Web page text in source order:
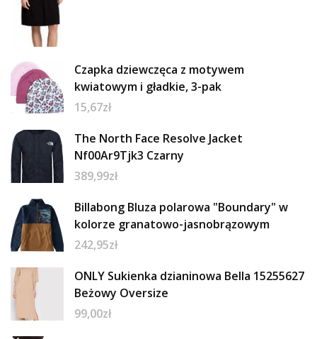
Czapka dziewczęca z motywem
kwiatowym i gładkie, 3-pak
15,67zł
The North Face Resolve Jacket
Nf00Ar9Tjk3 Czarny
389,99zł
Billabong Bluza polarowa "Boundary" w
kolorze granatowo-jasnobrązowym
242,95zł
ONLY Sukienka dzianinowa Bella 15255627
Beżowy Oversize
99,00zł